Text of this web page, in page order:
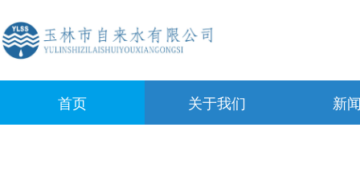
首页 关于我们 新